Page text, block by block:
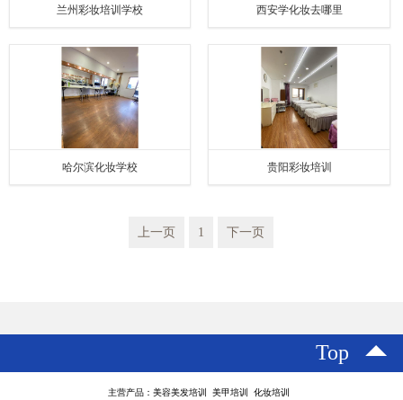
兰州彩妆培训学校 西安学化妆去哪里
哈尔滨化妆学校 贵阳彩妆培训
上一页 1 下一页
Top
主营产品：美容美发培训 美甲培训 化妆培训